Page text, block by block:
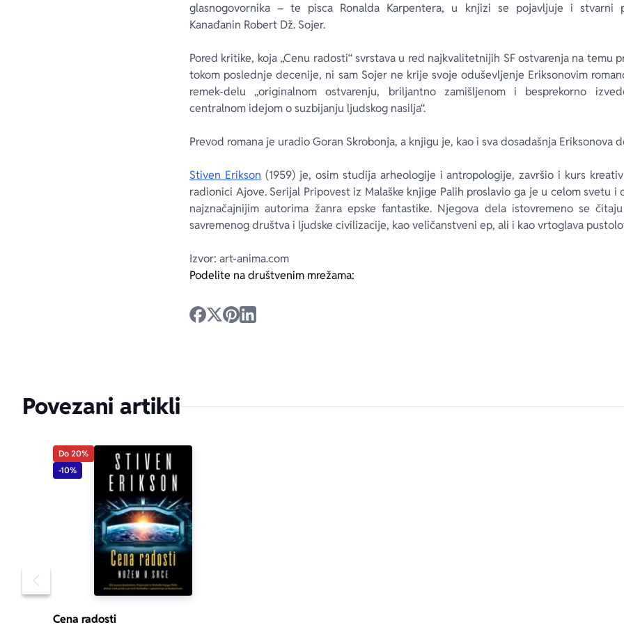
glasnogovornika – te pisca Ronalda Karpentera, u knjizi se pojavljuje i stvarni
Kanađanin Robert Dž. Sojer.
Pored kritike, koja „Cenu radosti“ svrstava u red najkvalitetnijih SF ostvarenja na temu
tokom poslednje decenije, ni sam Sojer ne krije svoje oduševljenje Eriksonovim
remek-delu „originalnom ostvarenju, briljantno zamišljenom i besprekorno
centralnom idejom o suzbijanju ljudskog nasilja“.
Prevod romana je uradio Goran Skrobonja, a knjigu je, kao i sva dosadašnja Eriksonova
Stiven Erikson (1959) je, osim studija arheologije i antropologije, završio i kurs
radionici Ajove. Serijal Pripovest iz Malaške knjige Palih proslavio ga je u celom svetu i
najznačajnijim autorima žanra epske fantastike. Njegova dela istovremeno se
savremenog društva i ljudske civilizacije, kao veličanstveni ep, ali i kao vrtoglava
Izvor: art-anima.com
Podelite na društvenim mrežama:
Povezani artikli
Pomeranje sadržaja slajdera u levo
Do 20%
-10%
Cena radosti